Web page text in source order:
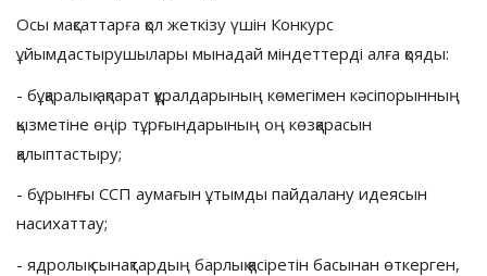
Осы мақсаттарға қол жеткізу үшін Конкурс
ұйымдастырушылары мынадай міндеттерді алға қояды:
- бұқаралық ақпарат құралдарының көмегімен кәсіпорынның
қызметіне өңір тұрғындарының оң көзқарасын
қалыптастыру;
- бұрынғы ССП аумағын ұтымды пайдалану идеясын
насихаттау;
- ядролық сынақтардың барлық қасіретін басынан өткерген,